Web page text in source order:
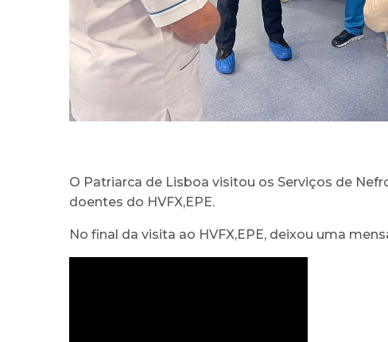
O Patriarca de Lisboa visitou os Serviços de
doentes do HVFX,EPE.
No final da visita ao HVFX,EPE, deixou uma